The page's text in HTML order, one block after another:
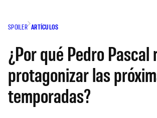
SPOILER ARTÍCULOS
¿Por qué Pedro Pascal
protagonizar las
temporadas?